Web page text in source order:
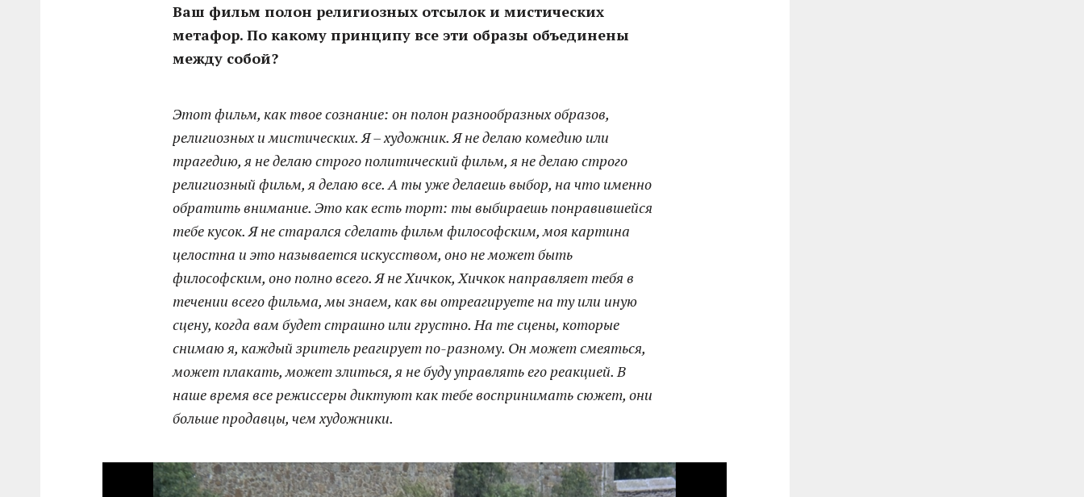
Ваш фильм полон религиозных отсылок и мистических
метафор. По какому принципу все эти образы объединены
между собой?
Этот фильм, как твое сознание: он полон разнообразных образов,
религиозных и мистических. Я – художник. Я не делаю комедию или
трагедию, я не делаю строго политический фильм, я не делаю строго
религиозный фильм, я делаю все. А ты уже делаешь выбор, на что именно
обратить внимание. Это как есть торт: ты выбираешь понравившейся
тебе кусок. Я не старался сделать фильм философским, моя картина
целостна и это называется искусством, оно не может быть
философским, оно полно всего. Я не Хичкок, Хичкок направляет тебя в
течении всего фильма, мы знаем, как вы отреагируете на ту или иную
сцену, когда вам будет страшно или грустно. На те сцены, которые
снимаю я, каждый зритель реагирует по-разному. Он может смеяться,
может плакать, может злиться, я не буду управлять его реакцией. В
наше время все режиссеры диктуют как тебе воспринимать сюжет, они
больше продавцы, чем художники.